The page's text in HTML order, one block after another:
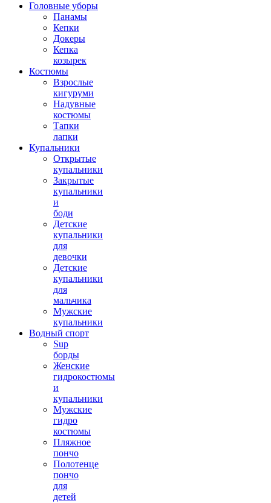
Головные уборы
Панамы
Кепки
Докеры
Кепка
козырек
Костюмы
Взрослые
кигуруми
Надувные
костюмы
Тапки
лапки
Купальники
Открытые
купальники
Закрытые
купальники
и
боди
Детские
купальники
для
девочки
Детские
купальники
для
мальчика
Мужские
купальники
Водный спорт
Sup
борды
Женские
гидрокостюмы
и
купальники
Мужские
гидро
костюмы
Пляжное
пончо
Полотенце
пончо
для
детей